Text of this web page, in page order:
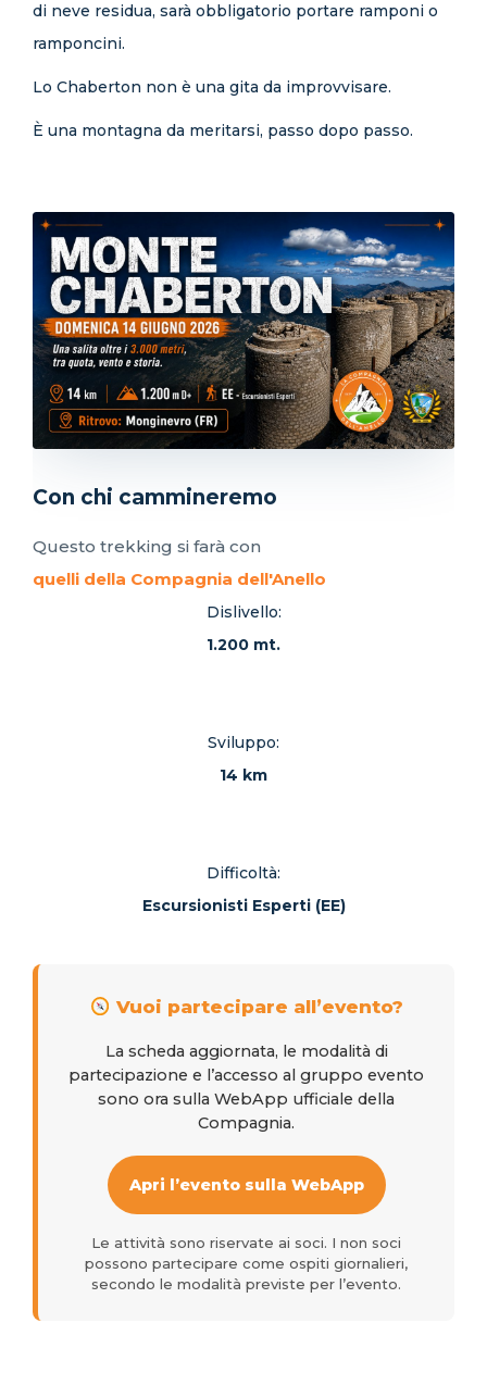
di neve residua, sarà obbligatorio portare ramponi o
ramponcini.
Lo Chaberton non è una gita da improvvisare.
È una montagna da meritarsi, passo dopo passo.
Con chi cammineremo
Questo trekking si farà con
quelli della Compagnia dell'Anello
Dislivello:
1.200 mt.
Sviluppo:
14 km
Difficoltà:
Escursionisti Esperti (EE)
Vuoi partecipare all’evento?
La scheda aggiornata, le modalità di
partecipazione e l’accesso al gruppo evento
sono ora sulla WebApp ufficiale della
Compagnia.
Apri l’evento sulla WebApp
Le attività sono riservate ai soci. I non soci
possono partecipare come ospiti giornalieri,
secondo le modalità previste per l’evento.